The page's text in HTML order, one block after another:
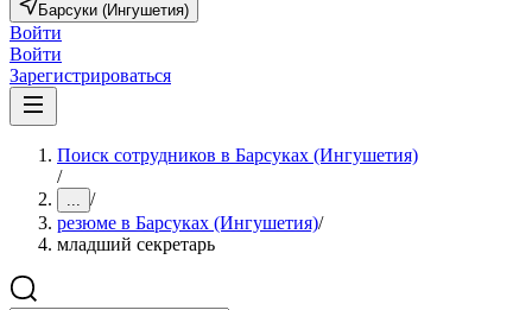
Барсуки (Ингушетия)
Войти
Войти
Зарегистрироваться
Поиск сотрудников в Барсуках (Ингушетия)
/
... /
резюме в Барсуках (Ингушетия)/
младший секретарь